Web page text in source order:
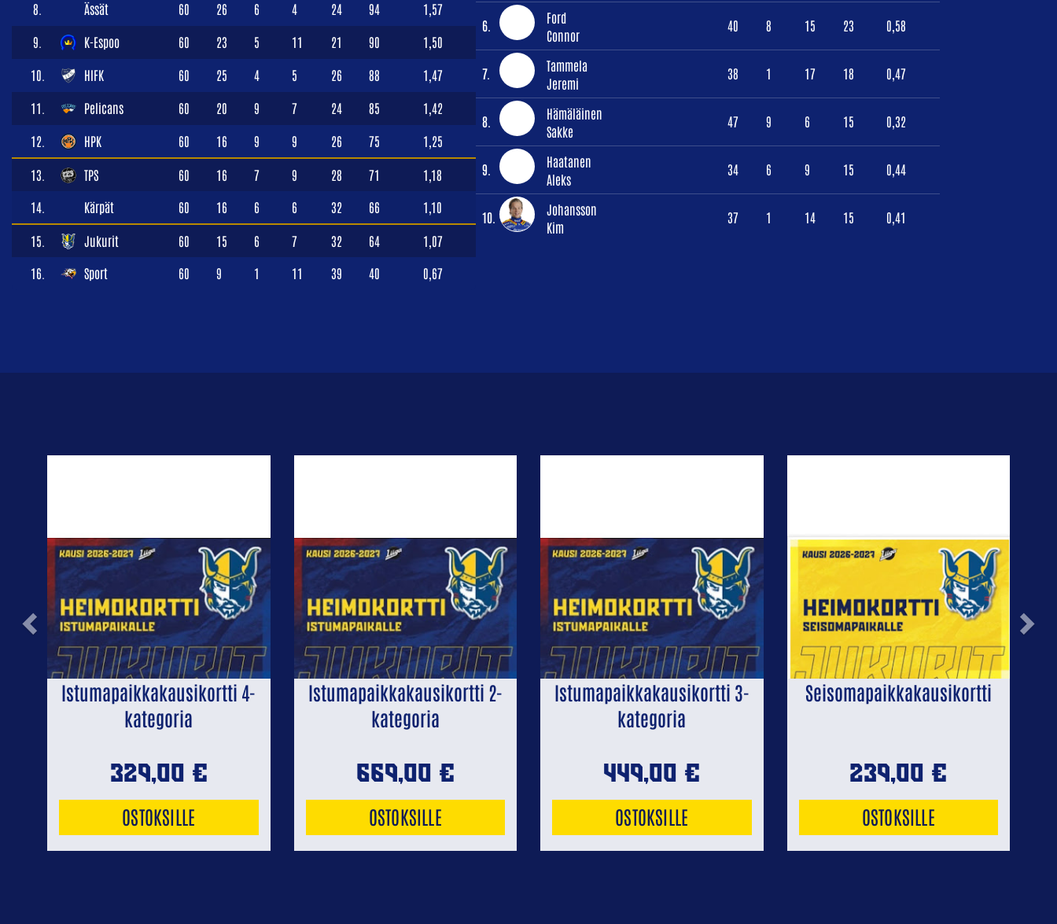
8. Ässät 60 26 6 4 24 94 1,57
9. K-Espoo 60 23 5 11 21 90 1,50
10. HIFK 60 25 4 5 26 88 1,47
11. Pelicans 60 20 9 7 24 85 1,42
12. HPK 60 16 9 9 26 75 1,25
13. TPS 60 16 7 9 28 71 1,18
14. Kärpät 60 16 6 6 32 66 1,10
15. Jukurit 60 15 6 7 32 64 1,07
16. Sport 60 9 1 11 39 40 0,67
6.
Ford
Connor
40 8 15 23 0,58
7.
Tammela
Jeremi
38 1 17 18 0,47
8.
Hämäläinen
Sakke
47 9 6 15 0,32
9.
Haatanen
Aleks
34 6 9 15 0,44
10.
Johansson
Kim
37 1 14 15 0,41
Istumapaikkakausikortti 4-
kategoria
329,00 €
OSTOKSILLE
Istumapaikkakausikortti 2-
kategoria
669,00 €
OSTOKSILLE
Istumapaikkakausikortti 3-
kategoria
449,00 €
OSTOKSILLE
Seisomapaikkakausikortti
239,00 €
OSTOKSILLE
Previous